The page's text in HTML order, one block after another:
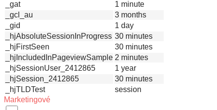
_gat
1 minute
_gcl_au
3 months
_gid
1 day
_hjAbsoluteSessionInProgress 30 minutes
_hjFirstSeen
30 minutes
_hjIncludedInPageviewSample 2 minutes
_hjSessionUser_2412865
1 year
_hjSession_2412865
30 minutes
_hjTLDTest
session
Marketingové